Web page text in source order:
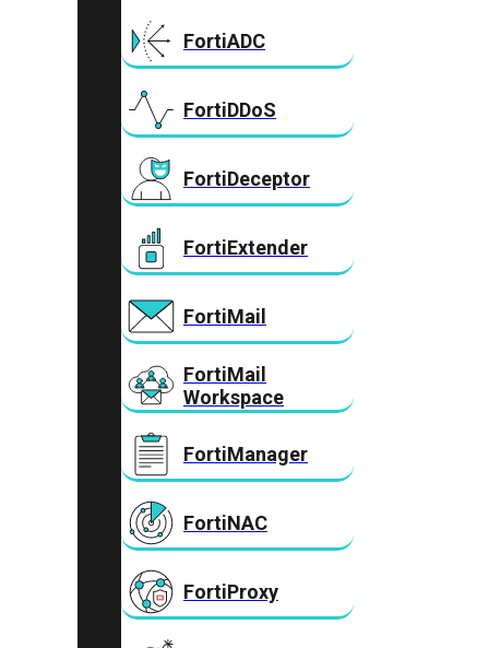
FortiADC
FortiDDoS
FortiDeceptor
FortiExtender
FortiMail
FortiMail
Workspace
FortiManager
FortiNAC
FortiProxy